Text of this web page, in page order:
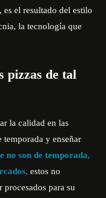
es el resultado del estilo
la tecnología que
pizzas de tal
la calidad en las
temporada y enseñar
no son de temporada,
estos no
para su